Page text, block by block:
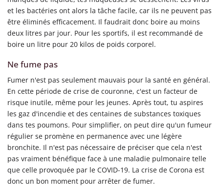
et les bactéries ont alors la tâche facile, car ils ne peuvent pas
être éliminés efficacement. Il faudrait donc boire au moins
deux litres par jour. Pour les sportifs, il est recommandé de
boire un litre pour 20 kilos de poids corporel.
Ne fume pas
Fumer n'est pas seulement mauvais pour la santé en général.
En cette période de crise de couronne, c'est un facteur de
risque inutile, même pour les jeunes. Après tout, tu aspires
les gaz d'incendie et des centaines de substances toxiques
dans tes poumons. Pour simplifier, on peut dire qu'un fumeur
régulier se promène en permanence avec une légère
bronchite. Il n'est pas nécessaire de préciser que cela n'est
pas vraiment bénéfique face à une maladie pulmonaire telle
que celle provoquée par le COVID-19. La crise de Corona est
donc un bon moment pour arrêter de fumer.